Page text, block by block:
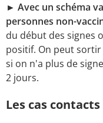
► Avec un schéma
personnes non-
du début des signes
positif. On peut
si on n'a plus de
2 jours.
Les cas